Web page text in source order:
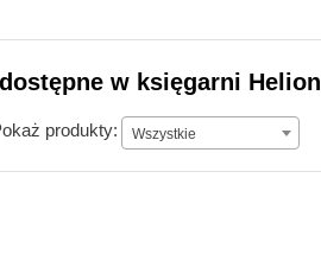
w księgarni Helion
produkty: Wszystkie